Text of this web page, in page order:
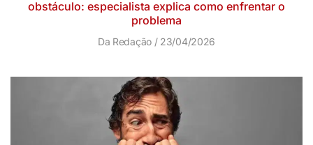
obstáculo: especialista explica como enfrentar o
problema
Da Redação 23/04/2026